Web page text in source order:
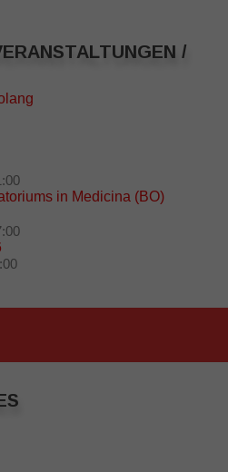
/
in Medicina (BO)